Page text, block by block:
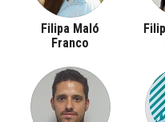
Filipa Maló
Franco